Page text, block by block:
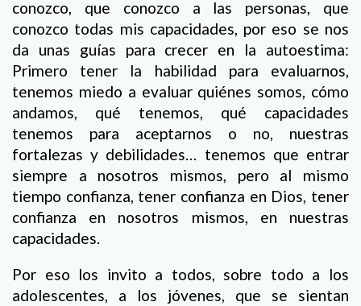
conozco, que conozco a las personas, que
conozco todas mis capacidades, por eso se nos
da unas guías para crecer en la autoestima:
Primero tener la habilidad para evaluarnos,
tenemos miedo a evaluar quiénes somos, cómo
andamos, qué tenemos, qué capacidades
tenemos para aceptarnos o no, nuestras
fortalezas y debilidades… tenemos que entrar
siempre a nosotros mismos, pero al mismo
tiempo confianza, tener confianza en Dios, tener
confianza en nosotros mismos, en nuestras
capacidades.
Por eso los invito a todos, sobre todo a los
adolescentes, a los jóvenes, que se sientan